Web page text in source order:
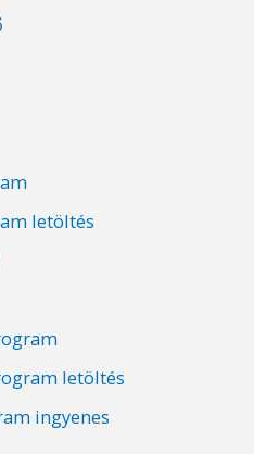
letöltés
letöltés
ingyenes